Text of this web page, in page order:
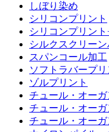
しぼり染め
シリコンプリント
シリコンプリン
シルクスクリー
スパンコール加工
ソフトラバープリ
ゾルプリント
チュール・オーガ
チュール・オー
チュール・オー